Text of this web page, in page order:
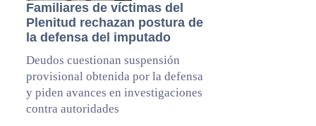
Familiares de víctimas del
Plenitud rechazan postura de
la defensa del imputado
Deudos cuestionan suspensión
provisional obtenida por la defensa
y piden avances en investigaciones
contra autoridades